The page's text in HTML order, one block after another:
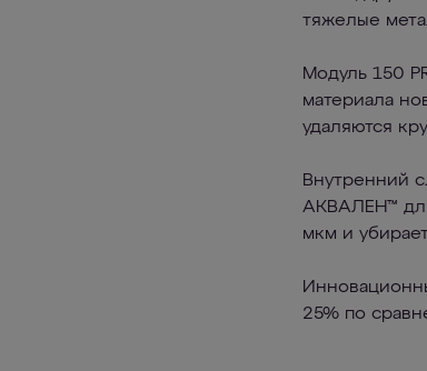
тяжелые
Модуль 150
материала
удаляются
Внутренний
АКВАЛЕН™
мкм и
25% по